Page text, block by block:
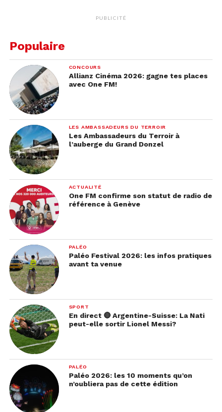
PUBLICITÉ
Populaire
CONCOURS
Allianz Cinéma 2026: gagne tes places
avec One FM!
LES AMBASSADEURS DU TERROIR
Les Ambassadeurs du Terroir à
l’auberge du Grand Donzel
ACTUALITÉ
One FM confirme son statut de radio de
référence à Genève
PALÉO
Paléo Festival 2026: les infos pratiques
avant ta venue
SPORT
En direct 🔴 Argentine-Suisse: La Nati
peut-elle sortir Lionel Messi?
PALÉO
Paléo 2026: les 10 moments qu’on
n’oubliera pas de cette édition